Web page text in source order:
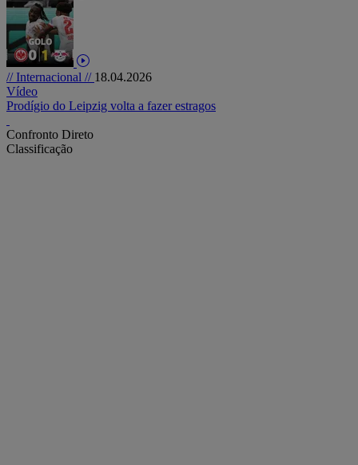
// Internacional // 18.04.2026
Vídeo
Prodígio do Leipzig volta a fazer estragos
Confronto Direto
Classificação